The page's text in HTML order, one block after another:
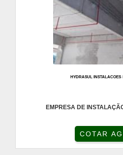
HYDRASUL INSTALACOES
EMPRESA DE
COTAR